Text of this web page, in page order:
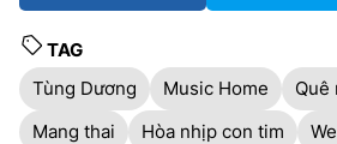
TAG
Tùng Dương
Music Home Quê
Mang thai
Hòa nhịp con tim